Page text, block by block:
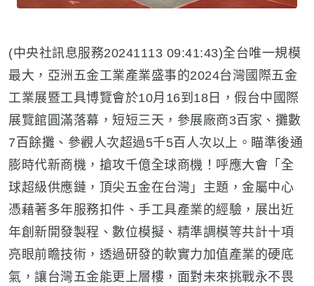
(中央社訊息服務20241113 09:41:43)全台唯一規模
最大，亞洲五金工業產業盛事的2024台灣國際五金
工業展暨工具博覽會於10月16到18日，假台中國際
展覽館圓滿落幕，短短三天，參展廠商3百家、攤數
7百餘攤、參觀人次超過5千5百人次以上。瞄準後通
膨時代新商機，搶攻千億全球商機！呼應大會「全
球超級供應鏈，頂尖五金在台灣」主題，金屬中心
憑藉著多年服務扣件、手工具產業的經驗，展出近
年創新開發製程、數位模擬、精準調模等共計十項
亮眼前瞻技術，透過研發的軟實力加值產業的硬底
氣，讓台灣五金能更上層樓，面對未來挑戰永不畏